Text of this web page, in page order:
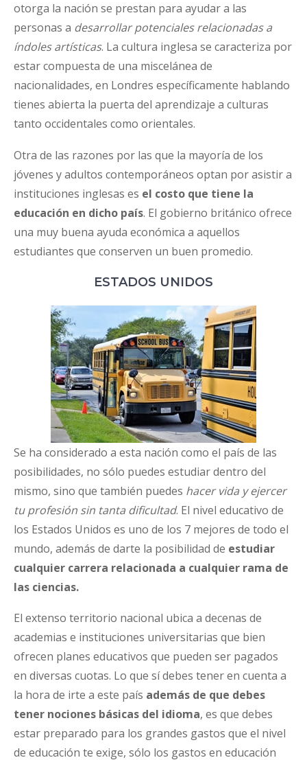
otorga la nación se prestan para ayudar a las
personas a desarrollar potenciales relacionadas a
índoles artísticas. La cultura inglesa se caracteriza por
estar compuesta de una miscelánea de
nacionalidades, en Londres específicamente hablando
tienes abierta la puerta del aprendizaje a culturas
tanto occidentales como orientales.
Otra de las razones por las que la mayoría de los
jóvenes y adultos contemporáneos optan por asistir a
instituciones inglesas es el costo que tiene la
educación en dicho país. El gobierno británico ofrece
una muy buena ayuda económica a aquellos
estudiantes que conserven un buen promedio.
ESTADOS UNIDOS
Se ha considerado a esta nación como el país de las
posibilidades, no sólo puedes estudiar dentro del
mismo, sino que también puedes hacer vida y ejercer
tu profesión sin tanta dificultad. El nivel educativo de
los Estados Unidos es uno de los 7 mejores de todo el
mundo, además de darte la posibilidad de estudiar
cualquier carrera relacionada a cualquier rama de
las ciencias.
El extenso territorio nacional ubica a decenas de
academias e instituciones universitarias que bien
ofrecen planes educativos que pueden ser pagados
en diversas cuotas. Lo que sí debes tener en cuenta a
la hora de irte a este país además de que debes
tener nociones básicas del idioma, es que debes
estar preparado para los grandes gastos que el nivel
de educación te exige, sólo los gastos en educación